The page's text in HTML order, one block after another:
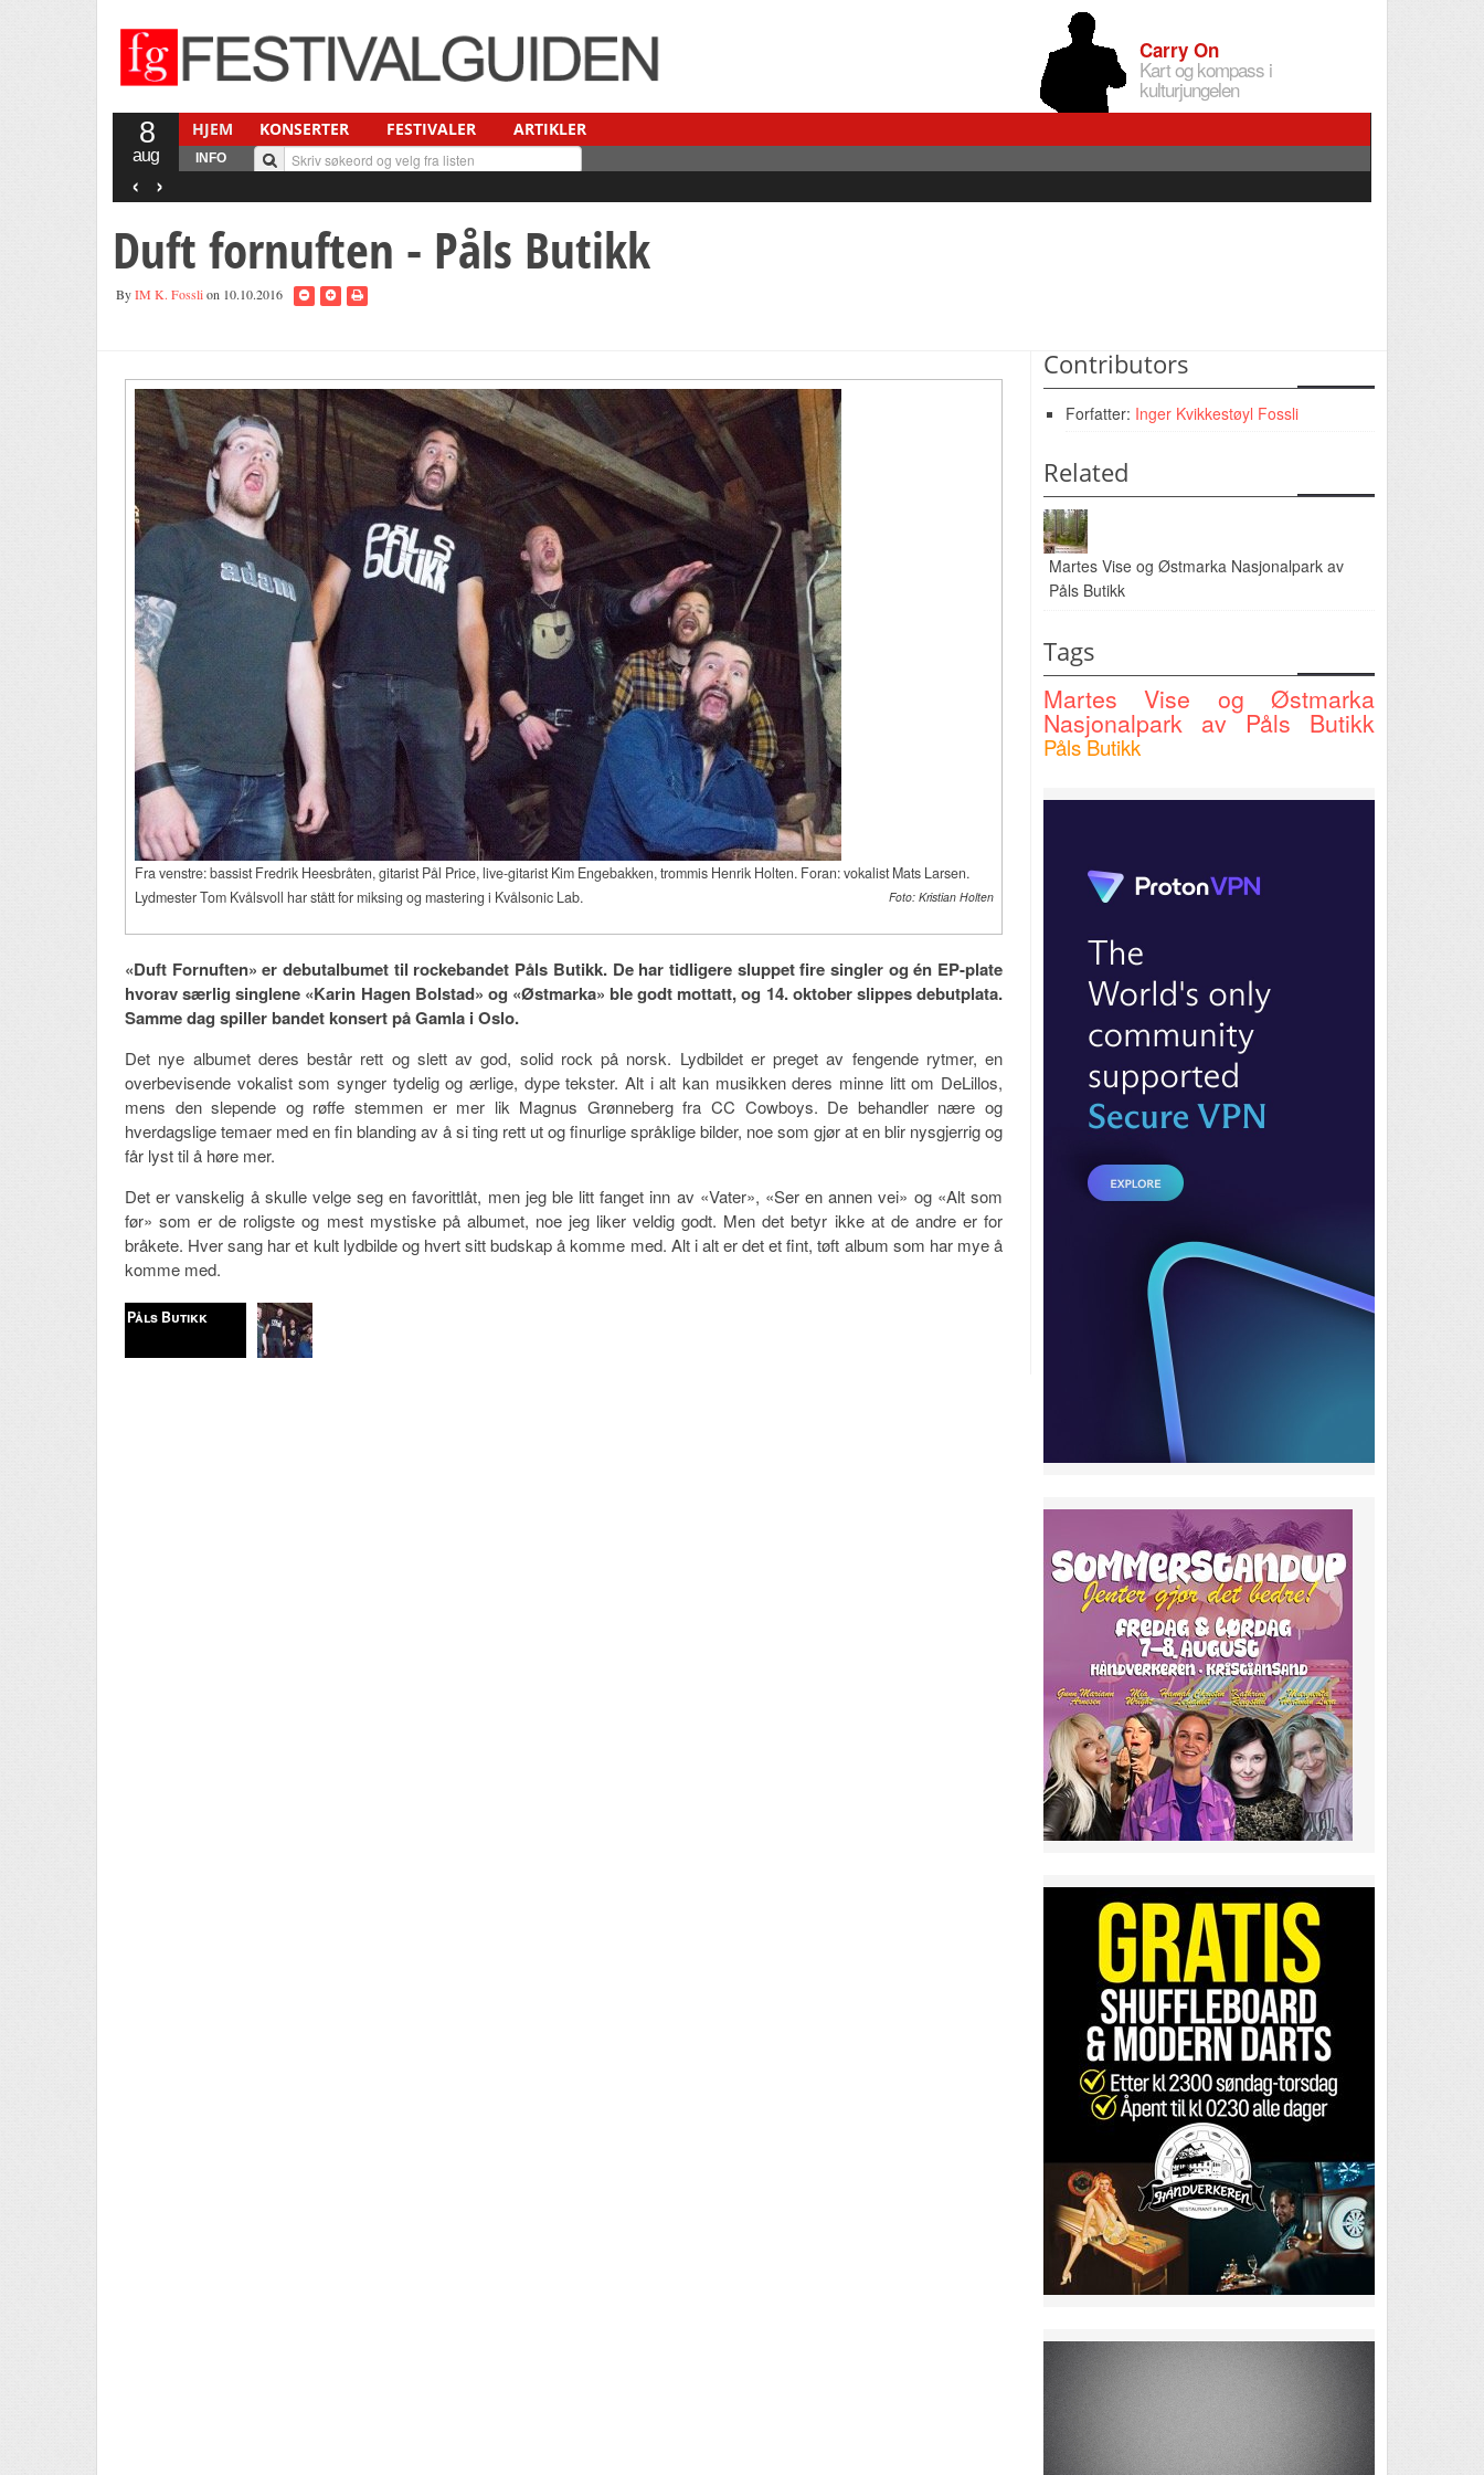
Carry On
Kart og kompass i
kulturjungelen
8
aug
HJEM KONSERTER FESTIVALER ARTIKLER
INFO
‹ ›
Duft fornuften - Påls Butikk
ByIM K. Fosslion 10.10.2016
Fra venstre: bassist Fredrik Heesbråten, gitarist Pål Price, live-gitarist Kim Engebakken, trommis Henrik Holten. Foran: vokalist Mats Larsen.
Lydmester Tom Kvålsvoll har stått for miksing og mastering i Kvålsonic Lab.
Foto: Kristian Holten
«Duft Fornuften» er debutalbumet til rockebandet Påls Butikk. De har tidligere sluppet fire singler og én EP-plate
hvorav særlig singlene «Karin Hagen Bolstad» og «Østmarka» ble godt mottatt, og 14. oktober slippes debutplata.
Samme dag spiller bandet konsert på Gamla i Oslo.
Det nye albumet deres består rett og slett av god, solid rock på norsk. Lydbildet er preget av fengende rytmer, en
overbevisende vokalist som synger tydelig og ærlige, dype tekster. Alt i alt kan musikken deres minne litt om DeLillos,
mens den slepende og røffe stemmen er mer lik Magnus Grønneberg fra CC Cowboys. De behandler nære og
hverdagslige temaer med en fin blanding av å si ting rett ut og finurlige språklige bilder, noe som gjør at en blir nysgjerrig og
får lyst til å høre mer.
Det er vanskelig å skulle velge seg en favorittlåt, men jeg ble litt fanget inn av «Vater», «Ser en annen vei» og «Alt som
før» som er de roligste og mest mystiske på albumet, noe jeg liker veldig godt. Men det betyr ikke at de andre er for
bråkete. Hver sang har et kult lydbilde og hvert sitt budskap å komme med. Alt i alt er det et fint, tøft album som har mye å
komme med.
Påls Butikk
Contributors
Forfatter: Inger Kvikkestøyl Fossli
Related
Martes Vise og Østmarka Nasjonalpark av
Påls Butikk
Tags
Martes Vise og Østmarka
Nasjonalpark av Påls Butikk
Påls Butikk